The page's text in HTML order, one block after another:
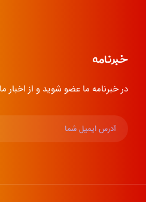
خبرنامه
در خبرنامه ما عضو شوید و از اخبار